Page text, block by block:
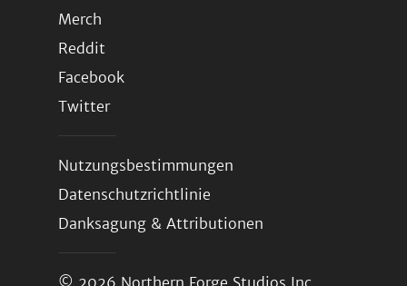
Merch
Reddit
Facebook
Twitter
Nutzungsbestimmungen
Datenschutzrichtlinie
Danksagung & Attributionen
© 2026 Northern Forge Studios Inc